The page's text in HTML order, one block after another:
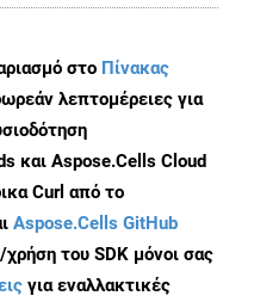
στο Πίνακας
λεπτομέρειες για
και Aspose.Cells Cloud
Curl από το
Aspose.Cells GitHub
του SDK μόνοι σας
για εναλλακτικές